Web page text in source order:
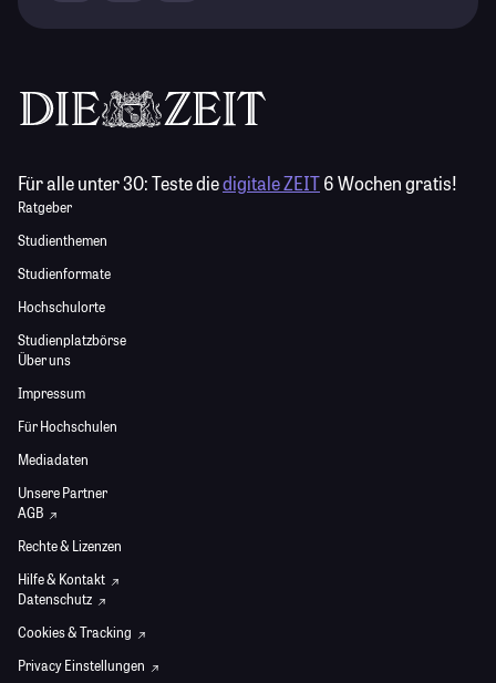
Für alle unter 30:Teste diedigitale ZEIT6 Wochen gratis!
Ratgeber
Studienthemen
Studienformate
Hochschulorte
Studienplatzbörse
Über uns
Impressum
Für Hochschulen
Mediadaten
Unsere Partner
AGB
Rechte & Lizenzen
Hilfe & Kontakt
Datenschutz
Cookies & Tracking
Privacy Einstellungen